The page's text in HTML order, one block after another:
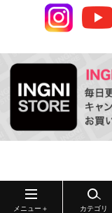
メニュー＋ カテゴリ